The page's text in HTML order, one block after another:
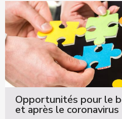
Opportunités pour le
et après le coronavirus